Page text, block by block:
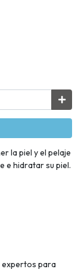
la piel y el pelaje
e hidratar su piel.
expertos para